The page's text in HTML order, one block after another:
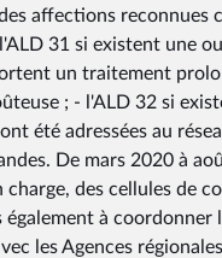
affections reconnues
31 si existent une
un traitement
; - l'ALD 32 si
été adressées au
De mars 2020 à
des cellules de
à
les Agences